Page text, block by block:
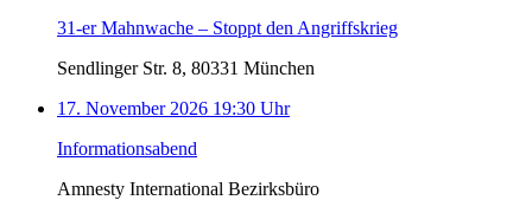
31-er Mahnwache – Stoppt den Angriffskrieg
Sendlinger Str. 8, 80331 München
17. November 2026 19:30 Uhr
Informationsabend
Amnesty International Bezirksbüro